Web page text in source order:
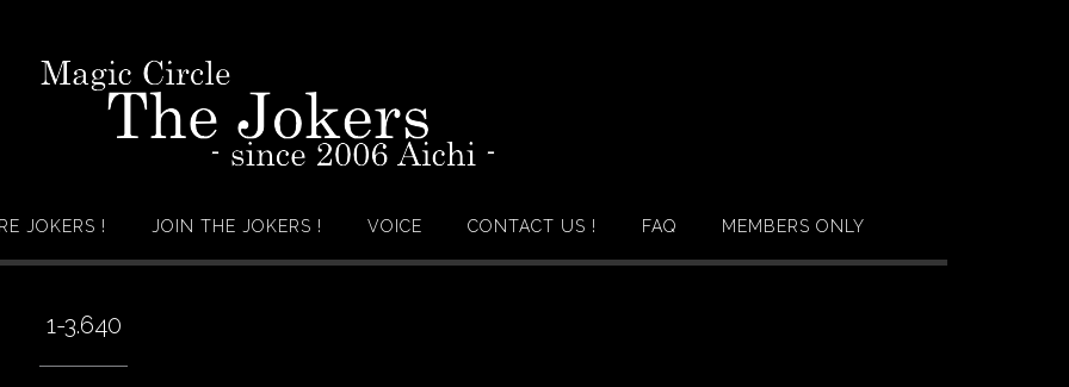
JOKERS ! JOIN THE JOKERS ! VOICE CONTACT US ! FAQ MEMBERS ONLY
1-3.640